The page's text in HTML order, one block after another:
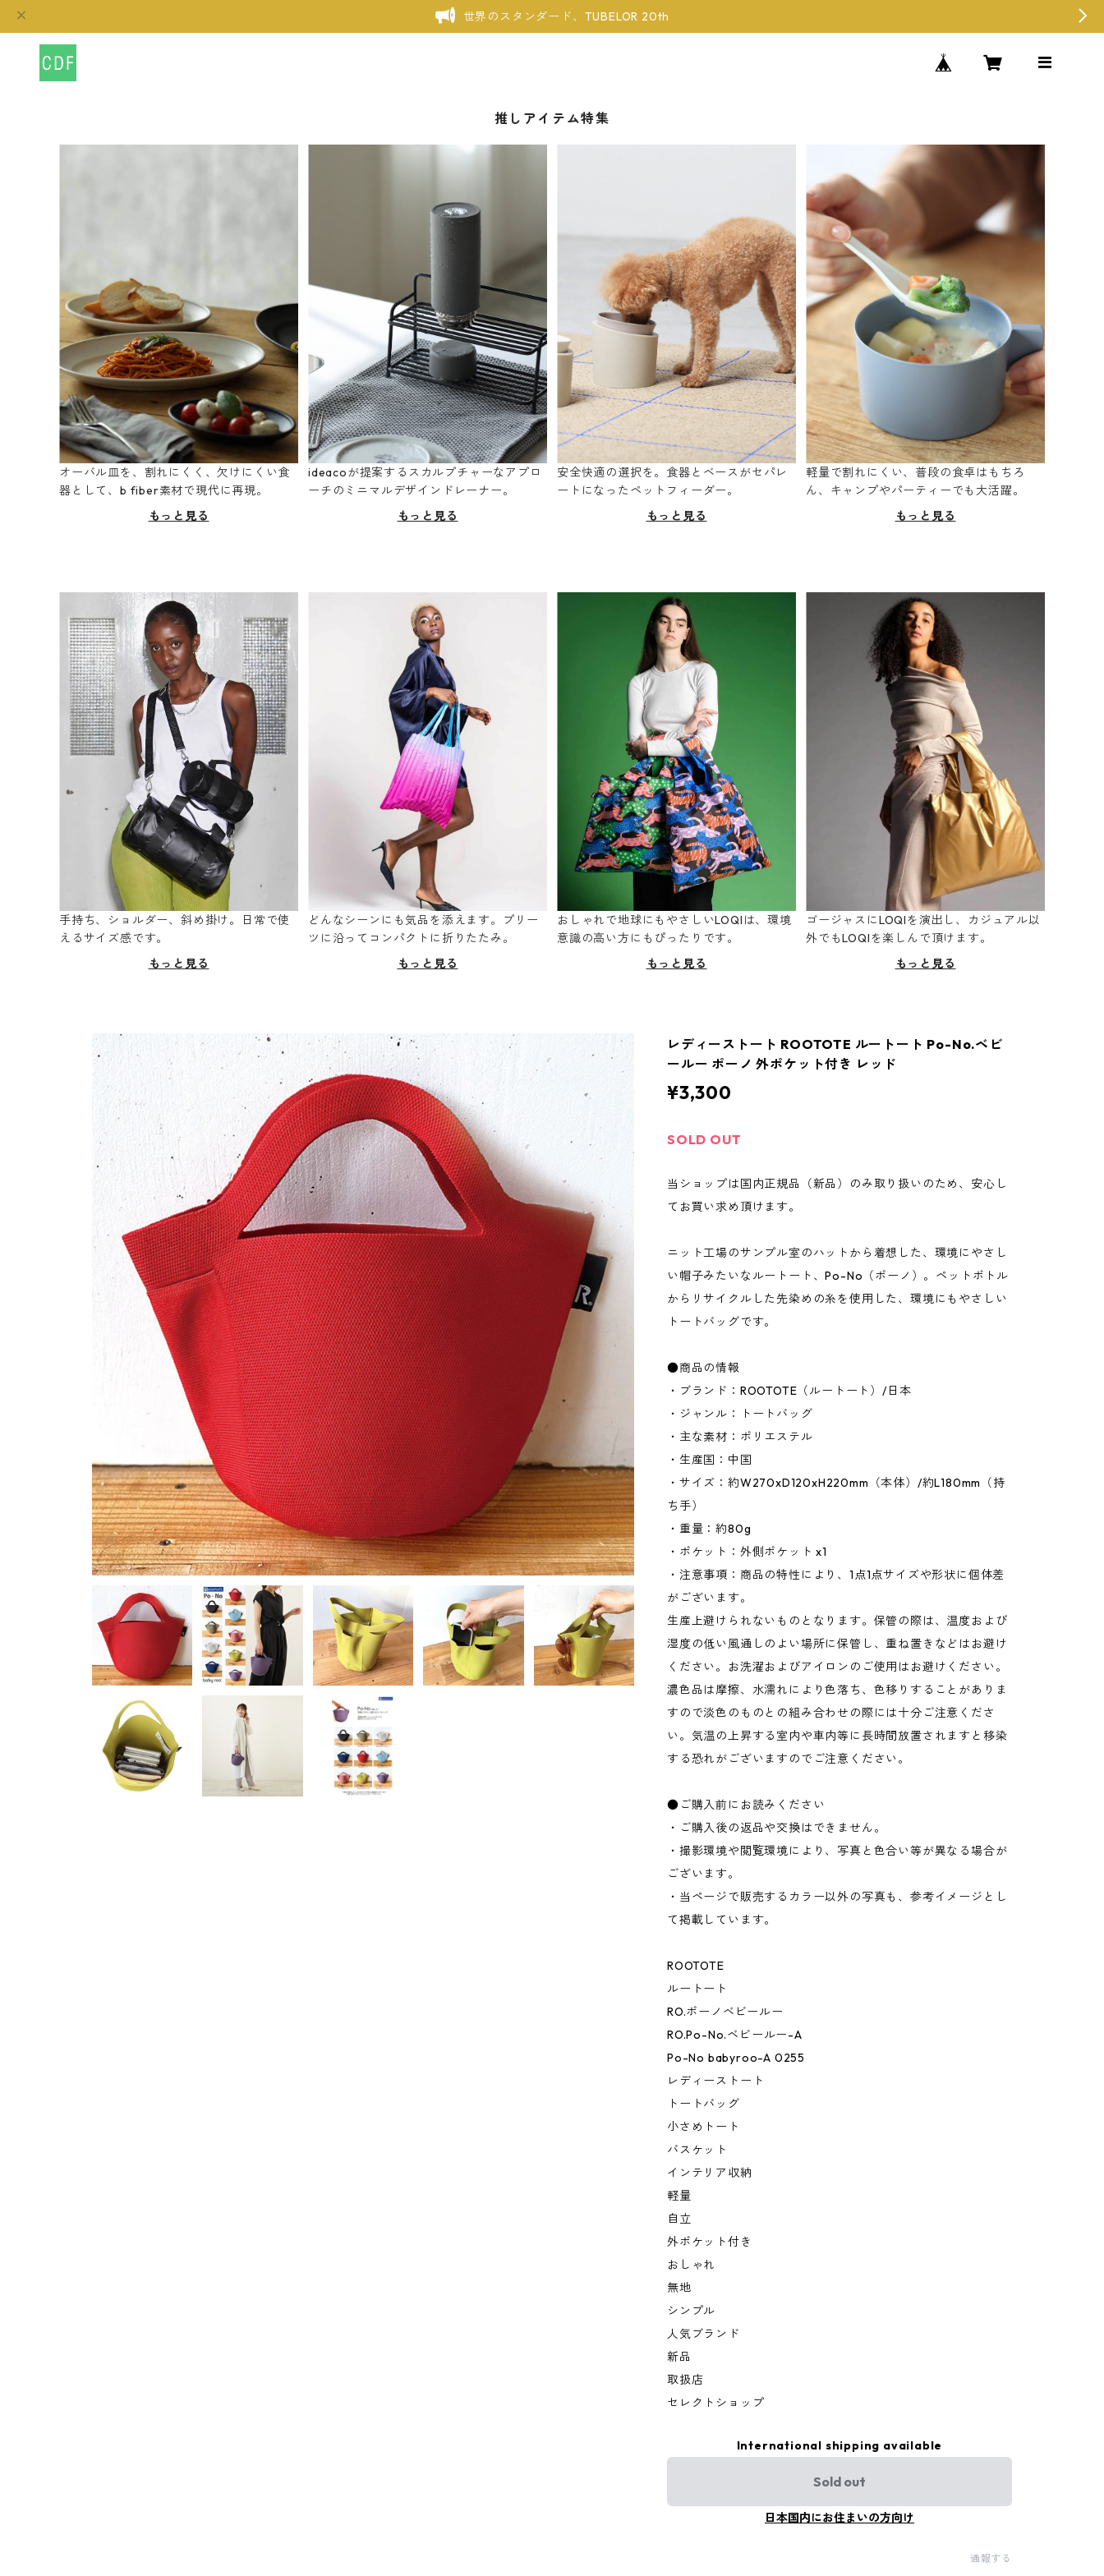
世界のスタンダード、TUBELOR 20th
推しアイテム特集
オーバル皿を、割れにくく、欠けにくい食
器として、b fiber素材で現代に再現。
もっと見る
ideacoが提案するスカルプチャーなアプロ
ーチのミニマルデザインドレーナー。
もっと見る
安全快適の選択を。食器とベースがセパレ
ートになったペットフィーダー。
もっと見る
軽量で割れにくい、普段の食卓はもちろ
ん、キャンプやパーティーでも大活躍。
もっと見る
手持ち、ショルダー、斜め掛け。日常で使
えるサイズ感です。
もっと見る
どんなシーンにも気品を添えます。プリー
ツに沿ってコンパクトに折りたたみ。
もっと見る
おしゃれで地球にもやさしいLOQIは、環境
意識の高い方にもぴったりです。
もっと見る
ゴージャスにLOQIを演出し、カジュアル以
外でもLOQIを楽しんで頂けます。
もっと見る
レディーストート ROOTOTE ルートート Po-No.ベビ
ールー ポーノ 外ポケット付き レッド
¥3,300
SOLD OUT
当ショップは国内正規品（新品）のみ取り扱いのため、安心し
てお買い求め頂けます。
ニット工場のサンプル室のハットから着想した、環境にやさし
い帽子みたいなルートート、Po-No（ポーノ）。ペットボトル
からリサイクルした先染めの糸を使用した、環境にもやさしい
トートバッグです。
●商品の情報
・ブランド：ROOTOTE（ルートート）/日本
・ジャンル：トートバッグ
・主な素材：ポリエステル
・生産国：中国
・サイズ：約W270xD120xH220mm（本体）/約L180mm（持
ち手）
・重量：約80g
・ポケット：外側ポケット x1
・注意事項：商品の特性により、1点1点サイズや形状に個体差
がございます。
生産上避けられないものとなります。保管の際は、温度および
湿度の低い風通しのよい場所に保管し、重ね置きなどはお避け
ください。お洗濯およびアイロンのご使用はお避けください。
濃色品は摩擦、水濡れにより色落ち、色移りすることがありま
すので淡色のものとの組み合わせの際には十分ご注意くださ
い。気温の上昇する室内や車内等に長時間放置されますと移染
する恐れがございますのでご注意ください。
●ご購入前にお読みください
・ご購入後の返品や交換はできません。
・撮影環境や閲覧環境により、写真と色合い等が異なる場合が
ございます。
・当ページで販売するカラー以外の写真も、参考イメージとし
て掲載しています。
ROOTOTE
ルートート
RO.ポーノベビールー
RO.Po-No.ベビールー-A
Po-No babyroo-A 0255
レディーストート
トートバッグ
小さめトート
バスケット
インテリア収納
軽量
自立
外ポケット付き
おしゃれ
無地
シンプル
人気ブランド
新品
取扱店
セレクトショップ
International shipping available
Sold out
日本国内にお住まいの方向け
通報する